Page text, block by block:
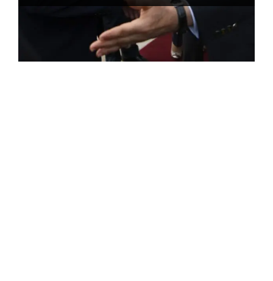
ROSE VALLAND, HEROÏNE DE LA RESISTANCE